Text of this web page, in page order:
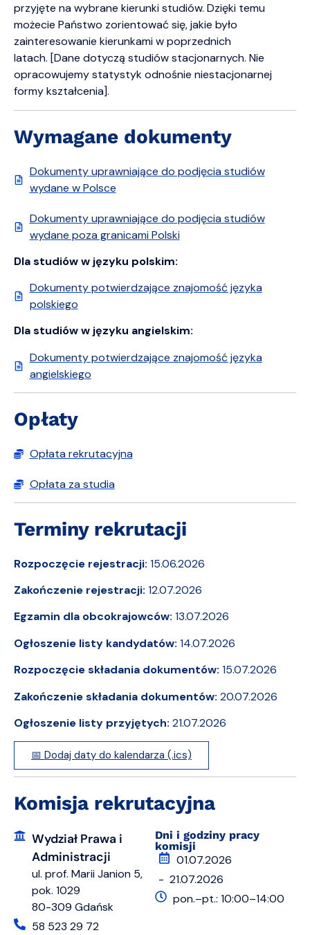
przyjęte na wybrane kierunki studiów. Dzięki temu
możecie Państwo zorientować się, jakie było
zainteresowanie kierunkami w poprzednich
latach. [Dane dotyczą studiów stacjonarnych. Nie
opracowujemy statystyk odnośnie niestacjonarnej
formy kształcenia].
Wymagane dokumenty
Dokumenty uprawniające do podjęcia studiów
wydane w Polsce
Dokumenty uprawniające do podjęcia studiów
wydane poza granicami Polski
Dla studiów w języku polskim:
Dokumenty potwierdzające znajomość języka
polskiego
Dla studiów w języku angielskim:
Dokumenty potwierdzające znajomość języka
angielskiego
Opłaty
Opłata rekrutacyjna
Opłata za studia
Terminy rekrutacji
Rozpoczęcie rejestracji: 15.06.2026
Zakończenie rejestracji: 12.07.2026
Egzamin dla obcokrajowców: 13.07.2026
Ogłoszenie listy kandydatów: 14.07.2026
Rozpoczęcie składania dokumentów: 15.07.2026
Zakończenie składania dokumentów: 20.07.2026
Ogłoszenie listy przyjętych: 21.07.2026
📅 Dodaj daty do kalendarza (.ics)
Komisja rekrutacyjna
Wydział Prawa i
Administracji
ul. prof. Marii Janion 5,
pok. 1029
80-309 Gdańsk
58 523 29 72
Dni i godziny pracy
komisji
01.07.2026
- 21.07.2026
pon.–pt.: 10:00–14:00